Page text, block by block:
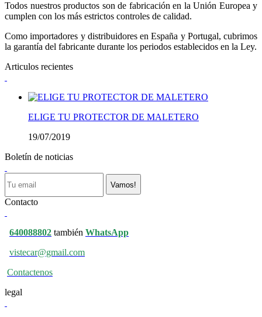
Todos nuestros productos son de fabricación en la Unión Europea y
cumplen con los más estrictos controles de calidad.
Como importadores y distribuidores en España y Portugal, cubrimos
la garantía del fabricante durante los periodos establecidos en la Ley.
Articulos recientes
ELIGE TU PROTECTOR DE MALETERO
19/07/2019
Boletín de noticias
Vamos!
Contacto
640088802 también WhatsApp
vistecar@gmail.com
Contactenos
legal